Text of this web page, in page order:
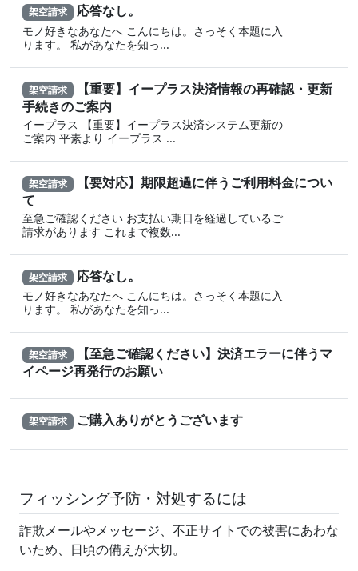
架空請求 応答なし。
モノ好きなあなたへ こんにちは。さっそく本題に入
ります。 私があなたを知っ...
架空請求 【重要】イープラス決済情報の再確認・更新
手続きのご案内
イープラス 【重要】イープラス決済システム更新の
ご案内 平素より イープラス ...
架空請求 【要対応】期限超過に伴うご利用料金につい
て
至急ご確認ください お支払い期日を経過しているご
請求があります これまで複数...
架空請求 応答なし。
モノ好きなあなたへ こんにちは。さっそく本題に入
ります。 私があなたを知っ...
架空請求 【至急ご確認ください】決済エラーに伴うマ
イページ再発行のお願い
架空請求 ご購入ありがとうございます
フィッシング予防・対処するには
詐欺メールやメッセージ、不正サイトでの被害にあわな
いため、日頃の備えが大切。